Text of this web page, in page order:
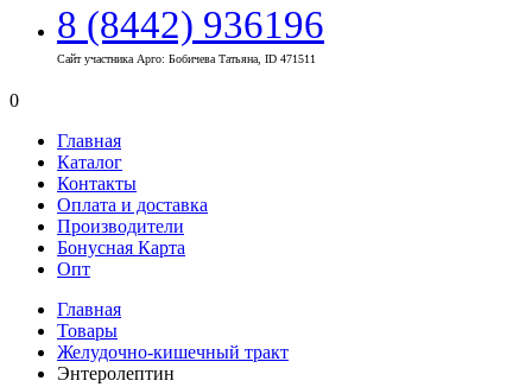
8 (8442) 936196
Сайт участника Арго: Бобичева Татьяна, ID 471511
0
Главная
Каталог
Контакты
Оплата и доставка
Производители
Бонусная Карта
Опт
Главная
Товары
Желудочно-кишечный тракт
Энтеролептин